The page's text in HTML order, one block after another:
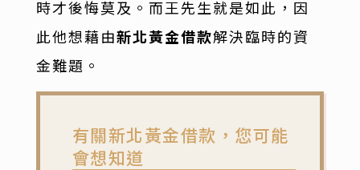
時才後悔莫及。而王先生就是如此，因
此他想藉由新北黃金借款解決臨時的資
金難題。
有關新北黃金借款，您可能
會想知道